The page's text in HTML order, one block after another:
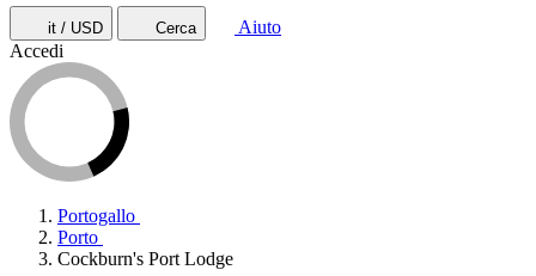
it / USD Cerca
Aiuto
Accedi
Portogallo
Porto
Cockburn's Port Lodge